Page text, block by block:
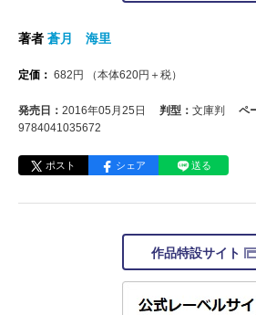
著者 蒼月 海里
定価： 682 円 （本体620円＋税）
発売日： 2016年05月25日 判型： 文庫判 ペ
9784041035672
ポスト シェア 送る
作品特設サイト